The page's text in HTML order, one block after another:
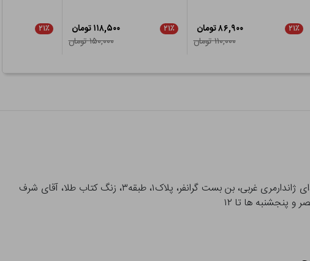
۲۱٪
۸۶,۹۰۰ تومان
۱۱۰,۰۰۰ تومان
۲۱٪
۱۱۸,۵۰۰ تومان
۱۵۰,۰۰۰ تومان
۲۱٪
آدرس تحویل حضوری سفارشات: میدان انقلاب، خیابان انقلاب، خیابان ۱۲ فروردین، خیابان شهدای ژاندارمری غربی، بن بست گرانفر، پلاک۱، طبقه۳، زنگ کتاب طلا، آقای شرف